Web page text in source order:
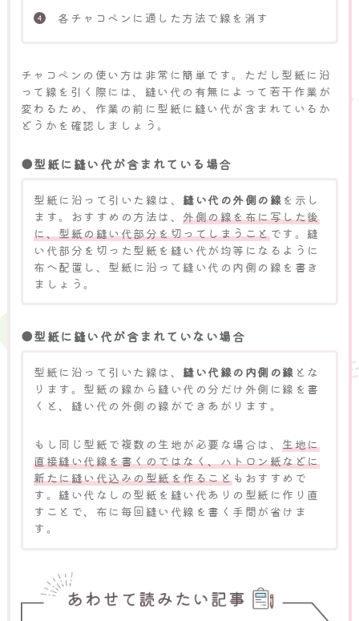
各チャコペンに適した方法で線を消す
チャコペンの使い方は非常に簡単です。ただし型紙に沿
って線を引く際には、縫い代の有無によって若干作業が
変わるため、作業の前に型紙に縫い代が含まれているか
どうかを確認しましょう。
●型紙に縫い代が含まれている場合
型紙に沿って引いた線は、 縫い代の外側の線を示し
ます。おすすめの方法は、外側の線を布に写した後
に、型紙の縫い代部分を切ってしまうことです。縫
い代部分を切った型紙を縫い代が均等になるように
布へ配置し、型紙に沿って縫い代の内側の線を書き
ましょう。
●型紙に縫い代が含まれていない場合
型紙に沿って引いた線は、 縫い代線の内側の線 とな
ります。型紙の線から縫い代の分だけ外側に線を書
くと、縫い代の外側の線ができあがります。
もし同じ型紙で複数の生地が必要な場合は、生地に
直接縫い代線を書くのではなく、ハトロン紙などに
新たに縫い代込みの型紙を作ることもおすすめで
す。縫い代なしの型紙を縫い代ありの型紙に作り直
すことで、布に毎回縫い代線を書く手間が省けま
す。